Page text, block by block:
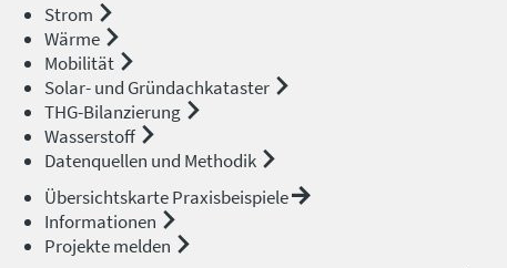
Strom
Wärme
Mobilität
Solar- und Gründachkataster
THG-Bilanzierung
Wasserstoff
Datenquellen und Methodik
Übersichtskarte Praxisbeispiele
Informationen
Projekte melden